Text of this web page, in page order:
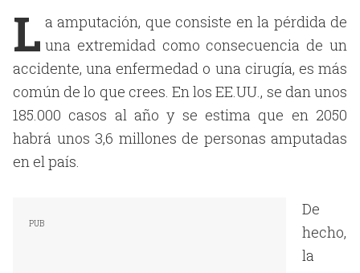
L a amputación, que consiste en la pérdida de
una extremidad como consecuencia de un
accidente, una enfermedad o una cirugía, es más
común de lo que crees. En los EE.UU., se dan unos
185.000 casos al año y se estima que en 2050
habrá unos 3,6 millones de personas amputadas
en el país.
De
hecho,
la